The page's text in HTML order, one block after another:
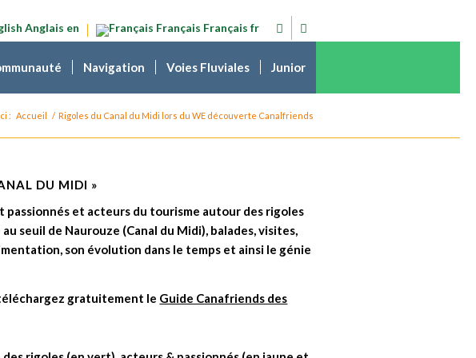
Anglais en Français Français fr
Navigation Voies Fluviales Junior
: Accueil / Rigoles du Canal du Midi lors du WE découverte Canalfriends
DU MIDI »
passionnés et acteurs du tourisme autour des rigoles
seuil de Naurouze (Canal du Midi), balades, visites,
son évolution dans le temps et ainsi le génie
gratuitement le Guide Canafriends des